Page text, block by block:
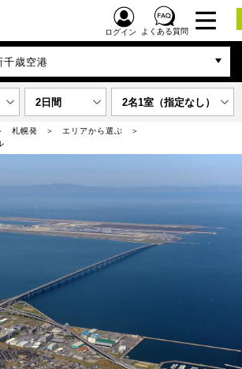
ログイン よくある質問
千歳空港
2日間 2名1室（指定なし）
札幌発
エリアから選ぶ